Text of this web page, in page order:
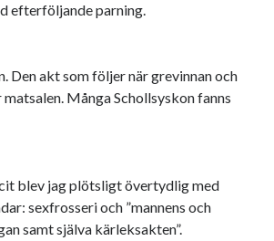
efterföljande parning.
Den akt som följer när grevinnan och
Många Schollsyskon fanns
blev jag plötsligt övertydlig med
sexfrosseri och ”mannens och
samt själva kärleksakten”.